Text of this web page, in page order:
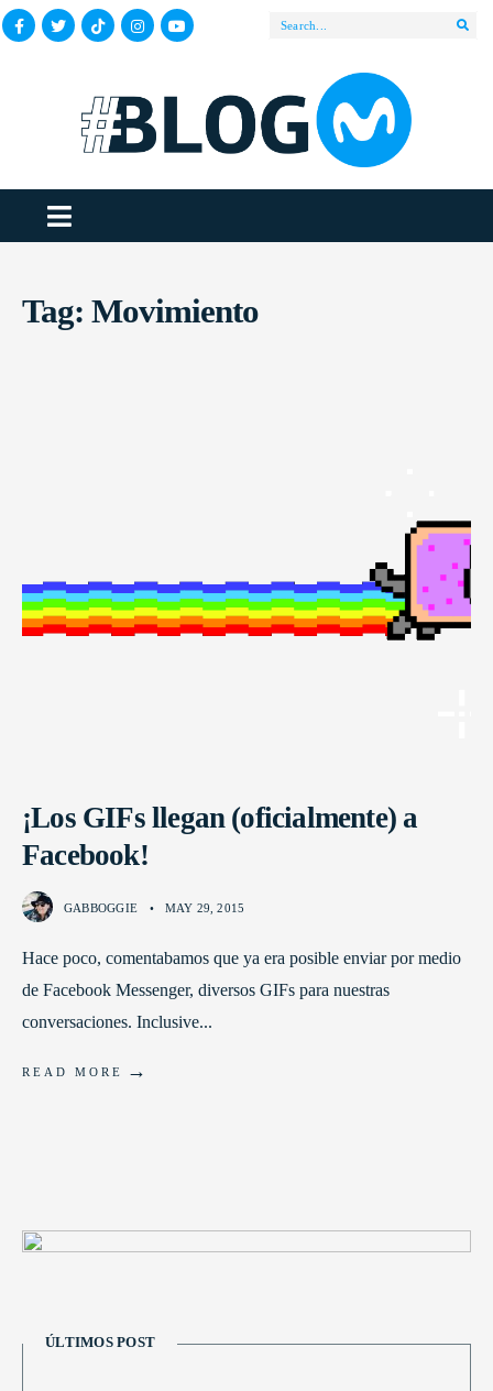
Tag: Movimiento
¡Los GIFs llegan (oficialmente) a
Facebook!
GABBOGGIE • MAY 29, 2015
Hace poco, comentabamos que ya era posible enviar por medio
de Facebook Messenger, diversos GIFs para nuestras
conversaciones. Inclusive...
READ MORE →
ÚLTIMOS POST